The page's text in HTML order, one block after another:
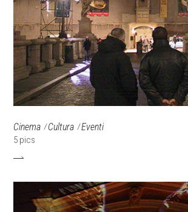
Cinema Cultura Eventi
5 pics